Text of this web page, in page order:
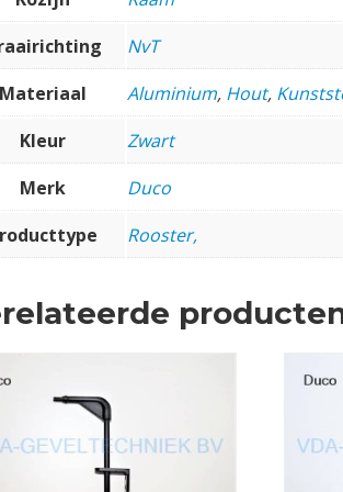
NvT
Materiaal
Aluminium, Hout,
Kleur
Zwart
Merk
Duco
Rooster,